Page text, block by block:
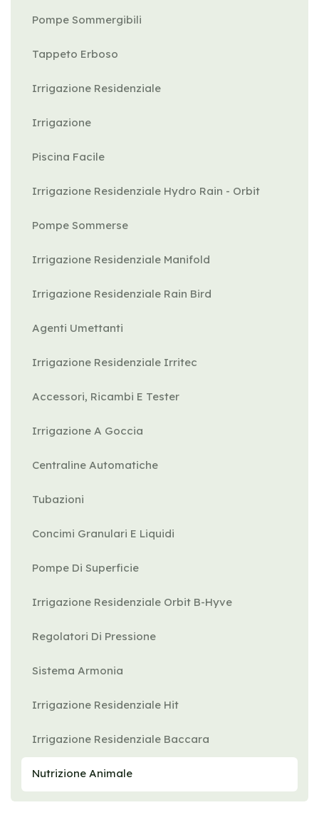
Pompe Sommergibili
Tappeto Erboso
Irrigazione Residenziale
Irrigazione
Piscina Facile
Irrigazione Residenziale Hydro Rain - Orbit
Pompe Sommerse
Irrigazione Residenziale Manifold
Irrigazione Residenziale Rain Bird
Agenti Umettanti
Irrigazione Residenziale Irritec
Accessori, Ricambi E Tester
Irrigazione A Goccia
Centraline Automatiche
Tubazioni
Concimi Granulari E Liquidi
Pompe Di Superficie
Irrigazione Residenziale Orbit B-Hyve
Regolatori Di Pressione
Sistema Armonia
Irrigazione Residenziale Hit
Irrigazione Residenziale Baccara
Nutrizione Animale